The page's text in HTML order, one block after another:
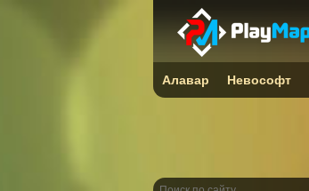
Алавар Невософт